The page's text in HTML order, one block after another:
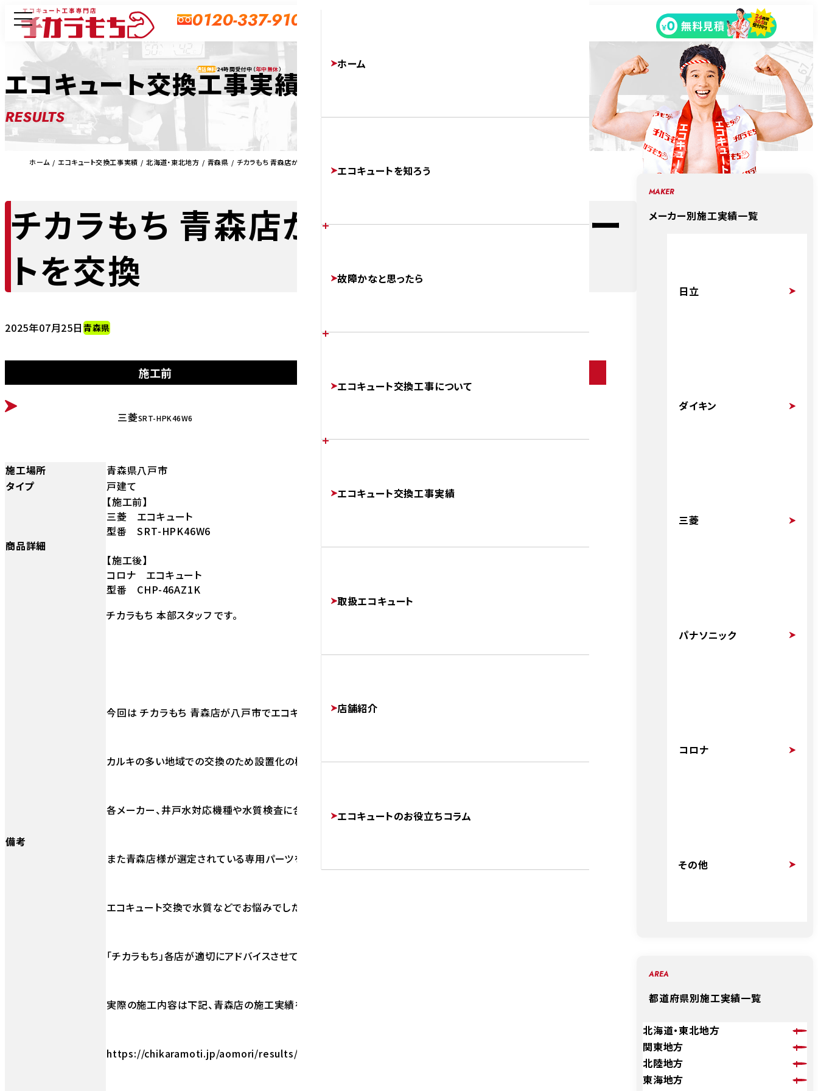
0120-337-910
通話無料24時間受付中（年中無休） ホーム
エコキュートを知ろう
CHOOSE
故障かなと思ったら
BETTER
エコキュート交換工事について
FLOW
エコキュート交換工事実績
取扱エコキュート
店舗紹介
エコキュートのお役立ちコラム
エコキュート交換工事実績
RESULTS
ホーム エコキュート交換工事実績 北海道・東北地方 青森県 チカラもち 青森店が 八戸市でエコキュートを交換
チカラもち 青森店が 八戸市でエコキュー
トを交換
2025年07月25日 青森県
施工前
BEFORE 三菱SRT-HPK46W6
施工場所
青森県八戸市
タイプ
戸建て
商品詳細
【施工前】
三菱 エコキュート
型番 SRT-HPK46W6
【施工後】
コロナ エコキュート
型番 CHP-46AZ1K
備考
チカラもち 本部スタッフ です。
今回は チカラもち 青森店が八戸市でエコキュートを交換しました。
カルキの多い地域での交換のため設置化の機種が限られてしまいます。
各メーカー、井戸水対応機種や水質検査に合格したら設置可能な機種が存在します。
また青森店様が選定されている専用パーツを追加してコロナ製の設置も可能です。
エコキュート交換で水質などでお悩みでしたら
「チカラもち」各店が適切にアドバイスさせて頂きます。
実際の施工内容は下記、青森店の施工実績をご覧ください。
https://chikaramoti.jp/aomori/results/2747/
MAKER
メーカー別施工実績一覧
日立
ダイキン
三菱
パナソニック
コロナ
その他
AREA
都道府県別施工実績一覧
北海道・東北地方
関東地方
北陸地方
東海地方